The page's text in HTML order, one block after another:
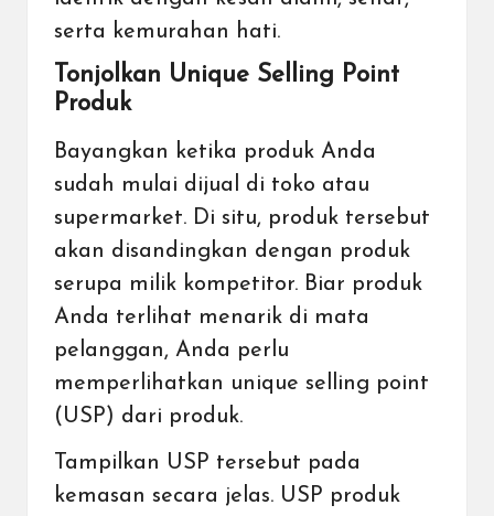
serta kemurahan hati.
Tonjolkan Unique Selling Point
Produk
Bayangkan ketika produk Anda
sudah mulai dijual di toko atau
supermarket. Di situ, produk tersebut
akan disandingkan dengan produk
serupa milik kompetitor. Biar produk
Anda terlihat menarik di mata
pelanggan, Anda perlu
memperlihatkan unique selling point
(USP) dari produk.
Tampilkan USP tersebut pada
kemasan secara jelas. USP produk